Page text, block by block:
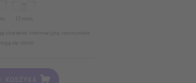
17 mm
charakter informacyjny, rzeczywiste
się różnić.
KOSZYKA